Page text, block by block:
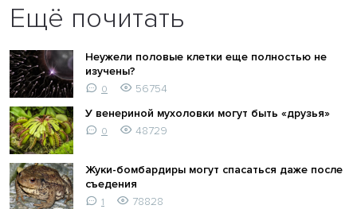
Ещё почитать
Неужели половые клетки еще полностью не
изучены?
0
56754
У венериной мухоловки могут быть «друзья»
0 48729
Жуки-бомбардиры могут спасаться даже после
съедения
1
78828